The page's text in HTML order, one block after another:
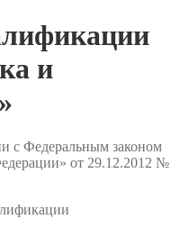
и
с Федеральным законом
от 29.12.2012 №